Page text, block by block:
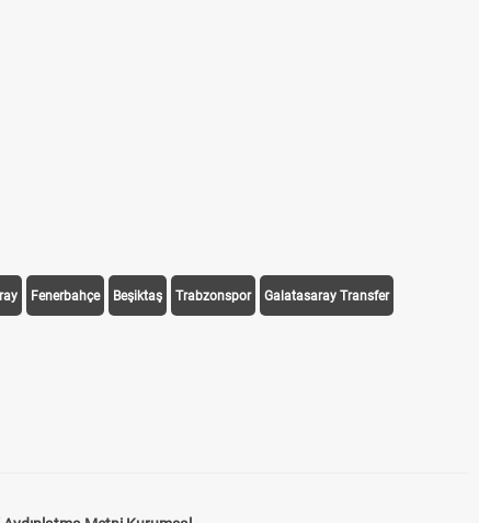
Fenerbahçe Beşiktaş Trabzonspor Galatasaray Transfer